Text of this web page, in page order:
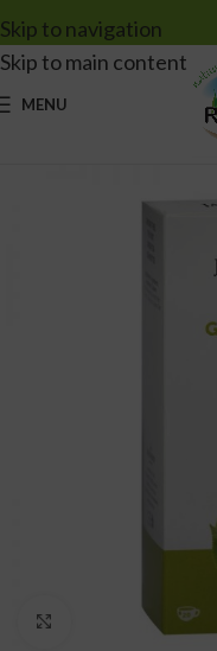
Skip to navigation
Skip to main content
MENU
Vergroten